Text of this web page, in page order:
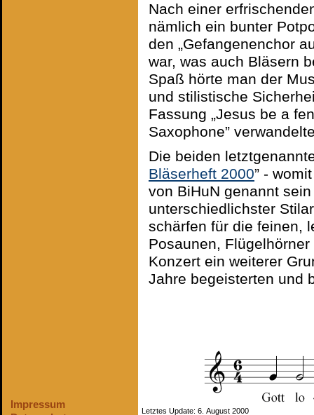
Nach einer
nämlich ein bunter
den „Gefangenenchor
war, was auch Bläsern
Spaß hörte man der
und stilistische
Fassung „Jesus be a
Saxophone”
Die beiden
Bläserheft 2000” -
von BiHuN genannt
unterschiedlichster
schärfen für die feinen,
Posaunen,
Konzert ein weiterer
Jahre begeisterten und
Impressum
Letztes Update: 6. August 2000